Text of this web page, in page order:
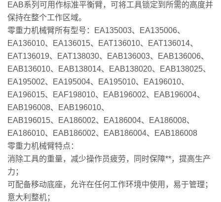
EAB系列可用作标准平衡臂，可将工具锁定到所需的高度并
保持在整个工作区域。
零重力机械臂所有型号：EA135003、EA135006、
EA136010、EA136015、EAT136010、EAT136014、
EAT136019、EAT138030、EAB136003、EAB136006、
EAB136010、EAB138014、EAB138020、EAB138025、
EA195002、EA195004、EA195010、EA196010、
EA196015、EAF198010、EAB196002、EAB196004、
EAB196008、EAB196010、
EAB196015、EA186002、EA186004、EA186008、
EA186010、EAB186002、EAB186004、EAB186008
零重力机械臂特点：
消除工具的重量，减少操作员疲劳，同时保障**，提高生产
力；
可配备移动底座，允许在任何工作环境中使用，易于管理；
意大利整机；